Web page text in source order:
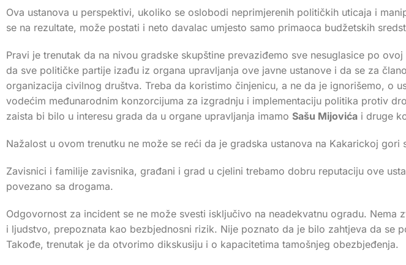
Ova ustanova u perspektivi, ukoliko se oslobodi neprimjerenih političkih uticaja i
se na rezultate, može postati i neto davalac umjesto samo primaoca budžetskih
Pravi je trenutak da na nivou gradske skupštine prevaziđemo sve nesuglasice po
da sve političke partije izađu iz organa upravljanja ove javne ustanove i da se za
organizacija civilnog društva. Treba da koristimo činjenicu, a ne da je ignorišemo, o
vodećim međunarodnim konzorcijuma za izgradnju i implementaciju politika protiv
zaista bi bilo u interesu grada da u organe upravljanja imamo Sašu Mijovića i druge
Nažalost u ovom trenutku ne može se reći da je gradska ustanova na Kakarickoj
Zavisnici i familije zavisnika, građani i grad u cjelini trebamo dobru reputaciju ove
povezano sa drogama.
Odgovornost za incident se ne može svesti isključivo na neadekvatnu ogradu.
i ljudstvo, prepoznata kao bezbjednosni rizik. Nije poznato da je bilo zahtjeva da se
Takođe, trenutak je da otvorimo dikskusiju i o kapacitetima tamošnjeg obezbjeđenja.